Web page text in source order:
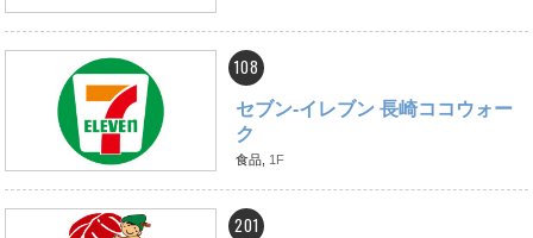
108
セブン‐イレブン 長崎ココウォー
ク
食品, 1F
201